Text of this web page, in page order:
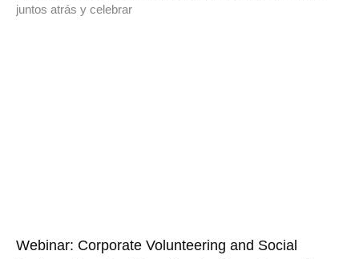
juntos atrás y celebrar
Webinar: Corporate Volunteering and Social